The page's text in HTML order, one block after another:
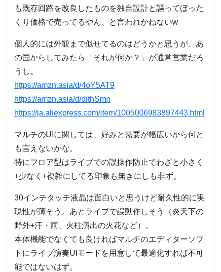
も既存回路を改良したものを独自設計と謳ってぼった
くり価格で売ってるやん、と言われかねないw
個人的には外観まで似せてるのはどうかと思うが、あ
の国からしてみたら「それが何か？」が通常営業だろ
うし。
https://amzn.asia/d/4oY5AT9
https://amzn.asia/d/dithSmn
https://ja.aliexpress.com/item/1005006983897443.html
マルチのUIに関しては、好みと需要が幅広いから何と
も言えないかな。
特にフロア型はライブでの誤操作防止でわざと小さく
+少なく+複雑にしてる印象も無きにしも非ず。
30インチタッチ液晶は面白いと思うけど耐久性的に実
現性が薄そう。あとライブで誤動作しそう（炎天下の
野外+汗・雨、火柱演出の火花など）。
本体機能でなくても良ければマルチのエディターソフ
トにライブ演奏UIモードを用意して最適化すれば不可
能ではないはず。